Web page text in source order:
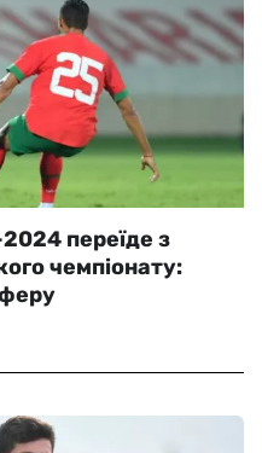
переїде з
чемпіонату: